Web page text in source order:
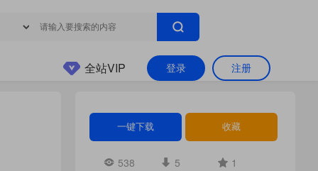
登录 注册
全站VIP
一键下载 收藏
538 5 1